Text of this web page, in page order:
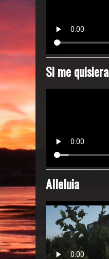
Si me quisiera
Alleluia